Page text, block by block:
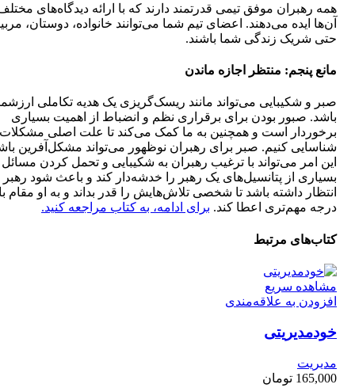
همه رهبران موفق تیمی قدرتمند دارند که با ارائه دیدگاه‌های
آن‌ها ایده می‌دهند. اعضای تیم شما می‌توانند خانواده، دوستان،
حتی شریک زندگی شما باشند.
مانع پنجم: منتظر اجازه ماندن
صبر و شکیبایی می‌تواند مانند ریسک‌گریزی یک هدیه تکاملی
باشد. صبور بودن برای برقراری نظم و انضباط از اهمیت بسیاری
برخوردار است و همچنین به ما کمک می‌کند تا علت اصلی مشکلات
شناسایی کنیم. صبر برای رهبران نوظهور می‌تواند مشکل‌آفرین
این امر می‌تواند با ترغیب رهبران به شکیبایی و تحمل کردن مسائل
بسیاری از پتانسیل‌های یک رهبر را خدشه‌دار کند و باعث شود رهبر
انتظار داشته باشد تا شخصی تلاش‌هایش را قدر بداند و به او مقام
درجه مهم‌تری اعطا کند. برای ادامه، به کتاب مراجعه کنید.
کتاب‌های مرتبط
مشاهده سریع
افزودن به علاقه‌مندی
خودمدیریتی
مدیریت
165,000 تومان